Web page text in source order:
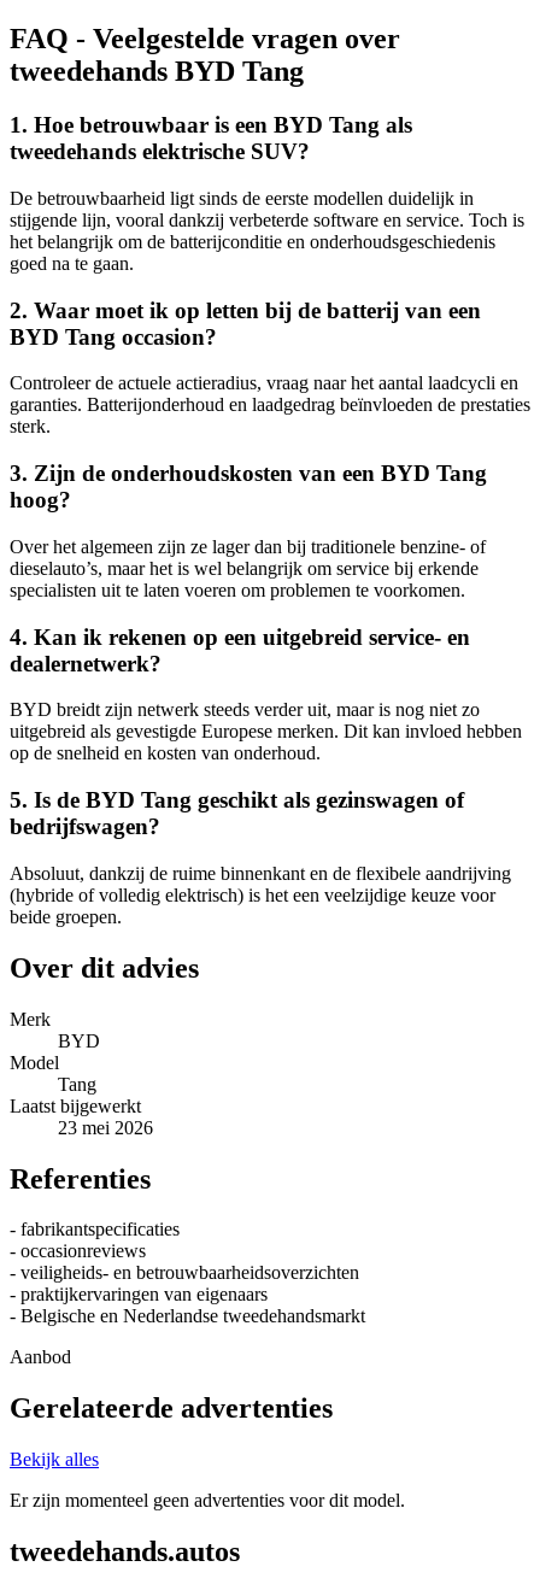
FAQ - Veelgestelde vragen over
tweedehands BYD Tang
1. Hoe betrouwbaar is een BYD Tang als
tweedehands elektrische SUV?
De betrouwbaarheid ligt sinds de eerste modellen duidelijk in
stijgende lijn, vooral dankzij verbeterde software en service. Toch is
het belangrijk om de batterijconditie en onderhoudsgeschiedenis
goed na te gaan.
2. Waar moet ik op letten bij de batterij van een
BYD Tang occasion?
Controleer de actuele actieradius, vraag naar het aantal laadcycli en
garanties. Batterijonderhoud en laadgedrag beïnvloeden de prestaties
sterk.
3. Zijn de onderhoudskosten van een BYD Tang
hoog?
Over het algemeen zijn ze lager dan bij traditionele benzine- of
dieselauto’s, maar het is wel belangrijk om service bij erkende
specialisten uit te laten voeren om problemen te voorkomen.
4. Kan ik rekenen op een uitgebreid service- en
dealernetwerk?
BYD breidt zijn netwerk steeds verder uit, maar is nog niet zo
uitgebreid als gevestigde Europese merken. Dit kan invloed hebben
op de snelheid en kosten van onderhoud.
5. Is de BYD Tang geschikt als gezinswagen of
bedrijfswagen?
Absoluut, dankzij de ruime binnenkant en de flexibele aandrijving
(hybride of volledig elektrisch) is het een veelzijdige keuze voor
beide groepen.
Over dit advies
Merk
BYD
Model
Tang
Laatst bijgewerkt
23 mei 2026
Referenties
- fabrikantspecificaties
- occasionreviews
- veiligheids- en betrouwbaarheidsoverzichten
- praktijkervaringen van eigenaars
- Belgische en Nederlandse tweedehandsmarkt
Aanbod
Gerelateerde advertenties
Bekijk alles
Er zijn momenteel geen advertenties voor dit model.
tweedehands.autos